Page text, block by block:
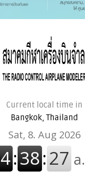
Current local time in
Bangkok, Thailand